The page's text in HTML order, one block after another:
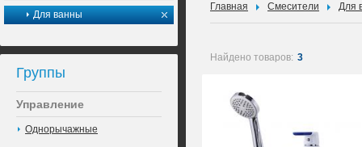
Для ванны
Группы
Управление
Однорычажные
Главная Смесители Для
Найдено товаров: 3